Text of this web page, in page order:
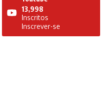
13,998
Inscritos
Inscrever-se